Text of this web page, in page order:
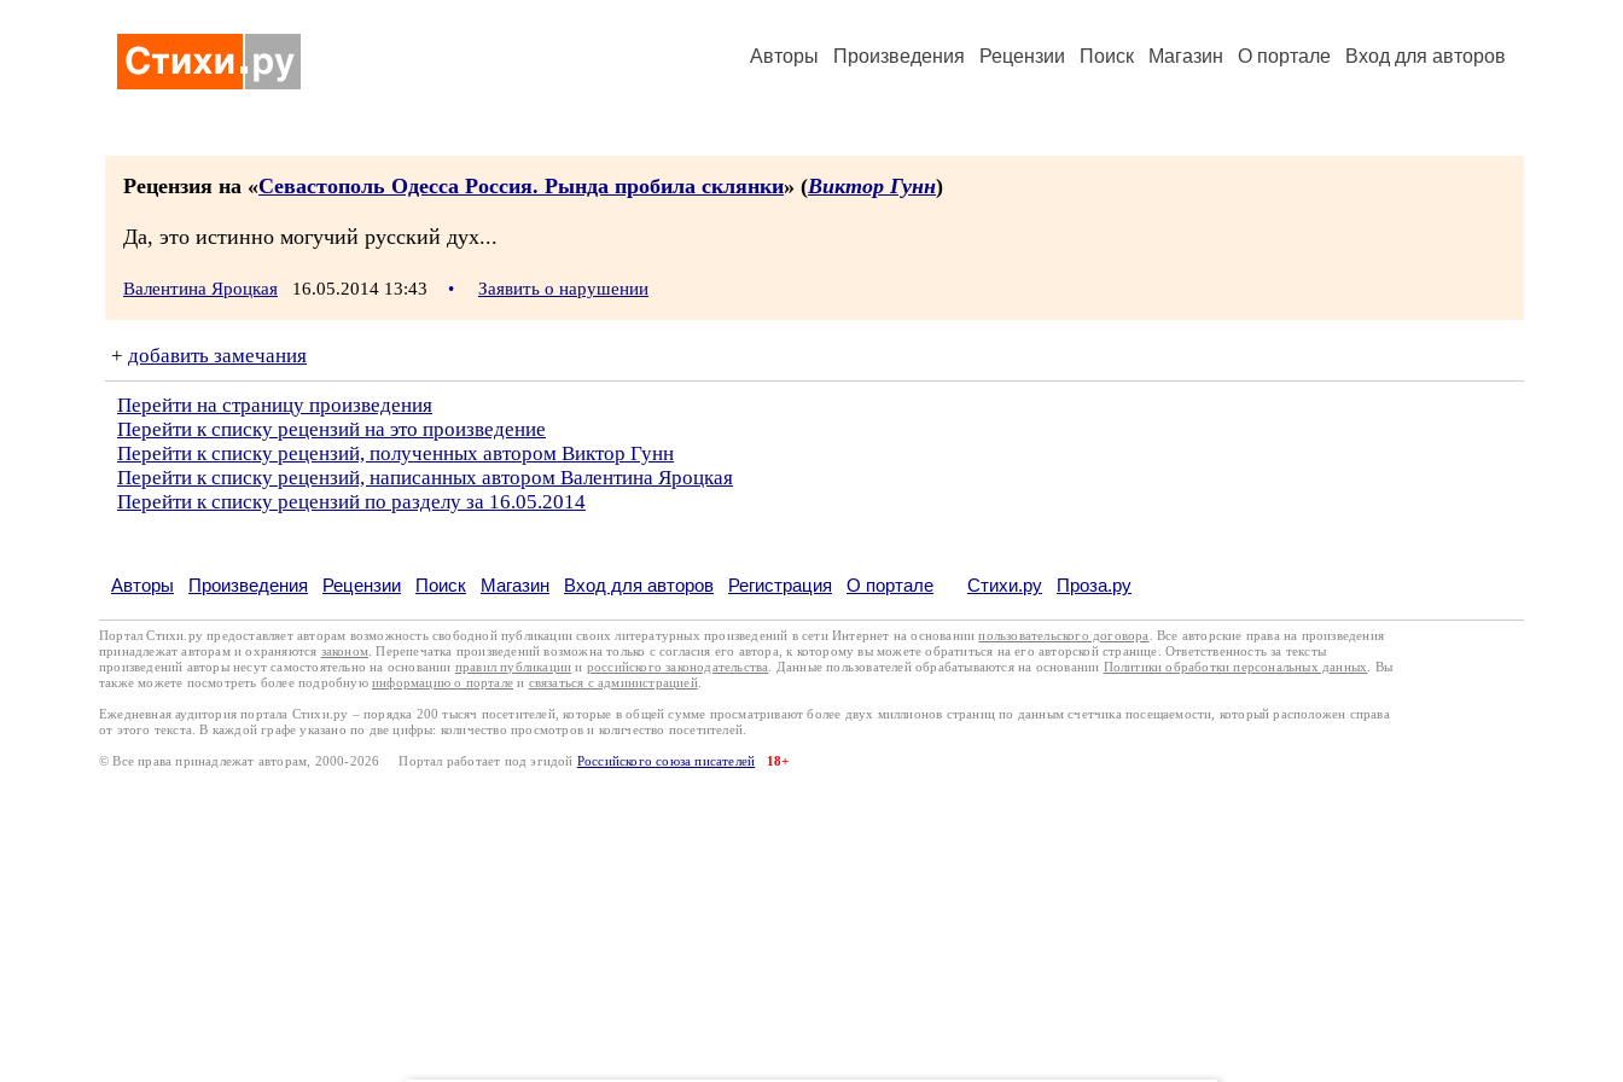
Авторы Произведения Рецензии Поиск Магазин О портале Вход для авторов
Рецензия на «Севастополь Одесса Россия. Рында пробила склянки» (Виктор Гунн)
Да, это истинно могучий русский дух...
Валентина Яроцкая 16.05.2014 13:43 • Заявить о нарушении
+ добавить замечания
Перейти на страницу произведения
Перейти к списку рецензий на это произведение
Перейти к списку рецензий, полученных автором Виктор Гунн
Перейти к списку рецензий, написанных автором Валентина Яроцкая
Перейти к списку рецензий по разделу за 16.05.2014
Авторы Произведения Рецензии Поиск Магазин Вход для авторов Регистрация О портале Стихи.ру Проза.ру
Портал Стихи.ру предоставляет авторам возможность свободной публикации своих литературных произведений в сети Интернет на основаниипользовательского договора
. Все авторские права на произведения
принадлежат авторам и охраняются законом . Перепечатка произведений возможна только с согласия его автора, к которому вы можете обратиться на его авторской странице. Ответственность за тексты
произведений авторы несут самостоятельно на основании правил публикации и российского законодательства . Данные пользователей обрабатываются на основании Политики обработки персональных данных
. Вы
также можете посмотреть более подробную информацию о портале и связаться с администрацией.
Ежедневная аудитория портала Стихи.ру – порядка 200 тысяч посетителей, которые в общей сумме просматривают более двух миллионов страниц по данным счетчика посещаемости, который расположен справа
от этого текста. В каждой графе указано по две цифры: количество просмотров и количество посетителей.
© Все права принадлежат авторам, 2000-2026 Портал работает под эгидой Российского союза писателей 18+